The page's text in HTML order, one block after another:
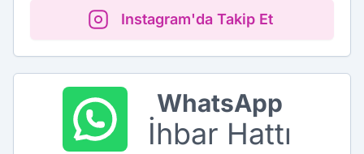
Instagram'da Takip Et
WhatsApp
İhbar Hattı